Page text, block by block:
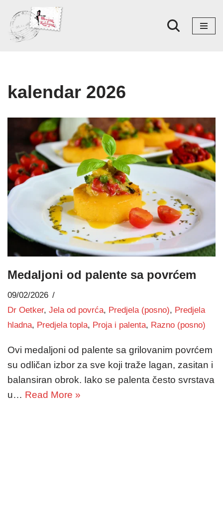
Skoči
na
kalendar 2026
Medaljoni od palente sa povrćem
09/02/2026
Dr Oetker, Jela od povrća, Predjela (posno), Predjela
hladna, Predjela topla, Proja i palenta, Razno (posno)
Ovi medaljoni od palente sa grilovanim povrćem
su odličan izbor za sve koji traže lagan, zasitan i
balansiran obrok. Iako se palenta često svrstava
u… Read More »